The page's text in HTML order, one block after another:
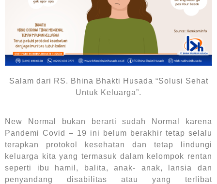
Salam dari RS. Bhina Bhakti Husada “Solusi Sehat
Untuk Keluarga”.
New Normal bukan berarti sudah Normal karena
Pandemi Covid – 19 ini belum berakhir tetap selalu
terapkan protokol kesehatan dan tetap lindungi
keluarga kita yang termasuk dalam kelompok rentan
seperti ibu hamil, balita, anak- anak, lansia dan
penyandang disabilitas atau yang terlibat